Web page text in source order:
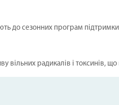
до сезонних програм
радикалів і токсинів,